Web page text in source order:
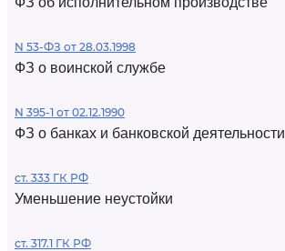
N 53-ФЗ от 28.03.1998
ФЗ о воинской службе
N 395-1 от 02.12.1990
ФЗ о банках и банковской деятельности
ст. 333 ГК РФ
Уменьшение неустойки
ст. 317.1 ГК РФ